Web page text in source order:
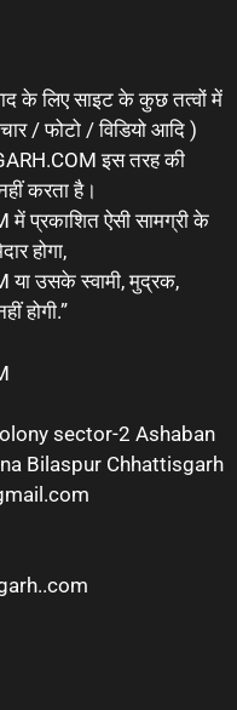
के लिए साइट के कुछ तत्वों में
/ फोटो / विडियो आदि )
इस तरह की
करता है।
प्रकाशित ऐसी सामग्री के
होगा,
या उसके स्वामी, मुद्रक,
होगी.”
sector-2 Ashaban
Bilaspur Chhattisgarh